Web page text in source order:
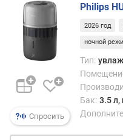
о
а
е
о
б
в
л
Спросить
Philips
2026 год
ночной
Тип:
Бак: 3.5 л,